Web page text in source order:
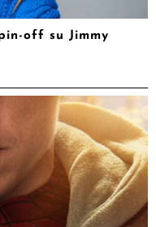
off su Jimmy